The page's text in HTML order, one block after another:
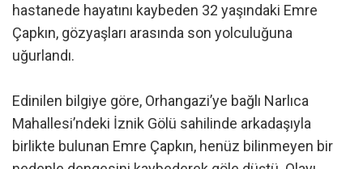
hastanede hayatını kaybeden 32 yaşındaki Emre
Çapkın, gözyaşları arasında son yolculuğuna
uğurlandı.
Edinilen bilgiye göre, Orhangazi’ye bağlı Narlıca
Mahallesi’ndeki İznik Gölü sahilinde arkadaşıyla
birlikte bulunan Emre Çapkın, henüz bilinmeyen bir